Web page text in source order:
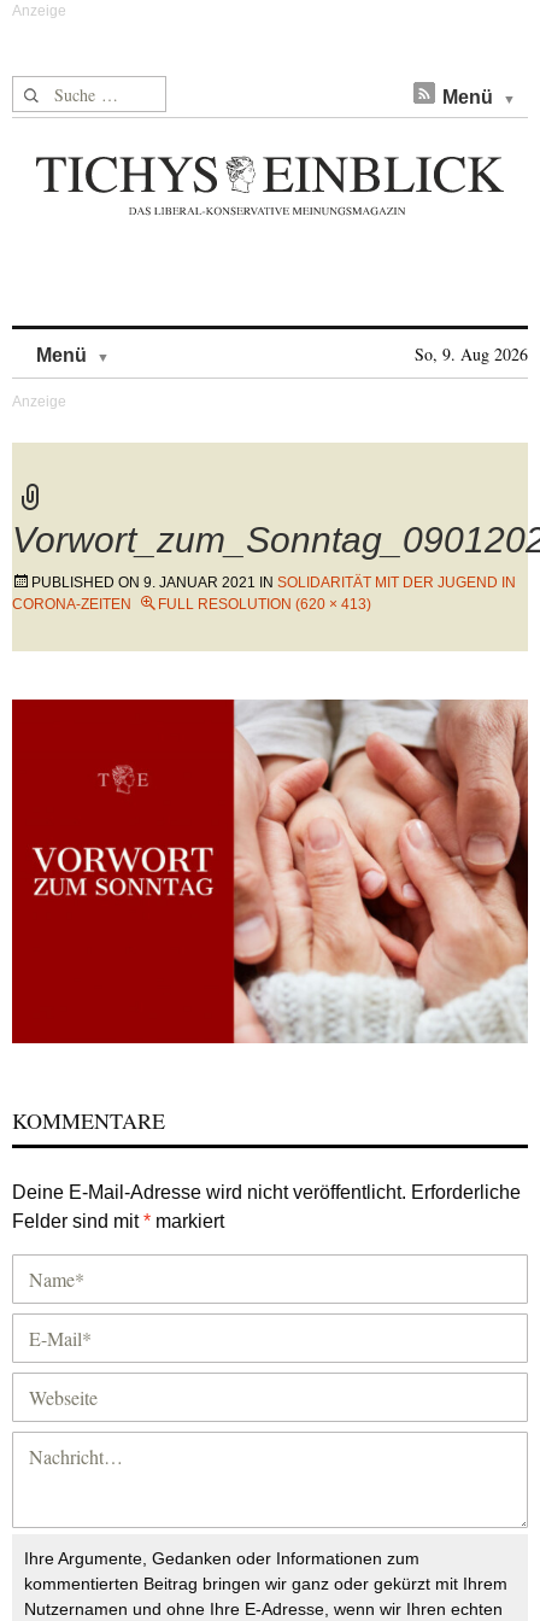
Suche nach: Menü
Menü So, 9. Aug 2026
PUBLISHED ON 9. JANUAR 2021 IN SOLIDARITÄT MIT DER JUGEND IN
CORONA-ZEITEN
FULL RESOLUTION (620 × 413)
KOMMENTARE
Deine E-Mail-Adresse wird nicht veröffentlicht. Erforderliche
Felder sind mit* markiert
Ihre Argumente, Gedanken oder Informationen zum
kommentierten Beitrag bringen wir ganz oder gekürzt mit Ihrem
Nutzernamen und ohne Ihre E-Adresse, wenn wir Ihren echten